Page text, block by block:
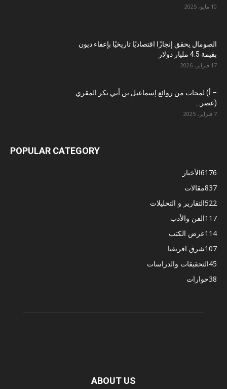
10 مايو، 2025
الصومال يحقق إنجازًا اقتصاديًا تاريخيًا بإعفاء ديون
بقيمة 4.5 مليار دولار
17 فبراير، 2026
– أ) لمحات من روائع إسماعيل بن أبي بكر المقري
(عصر...
7 فبراير، 2025
POPULAR CATEGORY
الأخبار6176
مقالات837
التقارير و التحليلات522
الفن والأدب117
عرض الكتب114
شرق افريقيا107
التحقيقات والدراسات45
حوارات38
ABOUT US